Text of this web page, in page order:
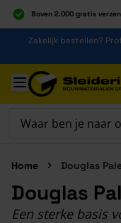
Boven 2.000 gratis
Al 40 jaar dé specialist
Alles onder één dak
Ga naar de inhoud
Zakelijk bestellen?
Ga naar hoofdinhoud
Home Douglas
Douglas
Een sterke basis